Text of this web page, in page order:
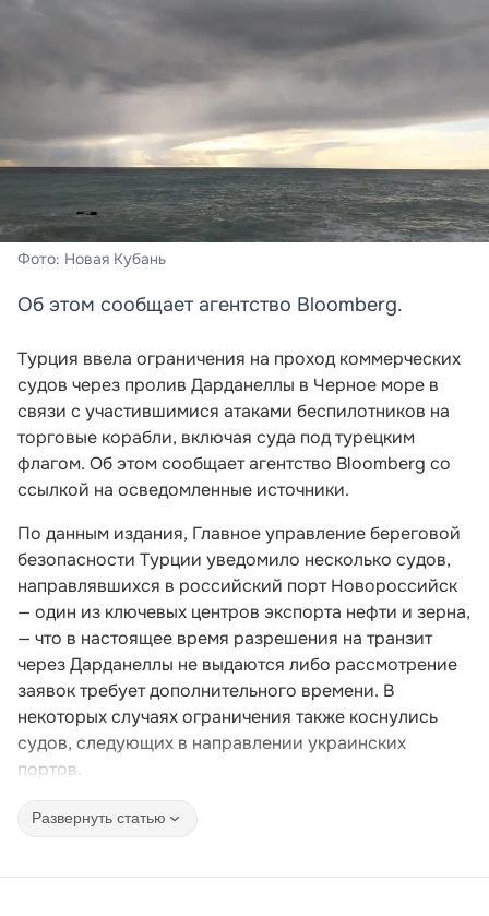
Фото: Новая Кубань
Об этом сообщает агентство Bloomberg.
Турция ввела ограничения на проход коммерческих
судов через пролив Дарданеллы в Черное море в
связи с участившимися атаками беспилотников на
торговые корабли, включая суда под турецким
флагом. Об этом сообщает агентство Bloomberg со
ссылкой на осведомленные источники.
По данным издания, Главное управление береговой
безопасности Турции уведомило несколько судов,
направлявшихся в российский порт Новороссийск
— один из ключевых центров экспорта нефти и зерна,
— что в настоящее время разрешения на транзит
через Дарданеллы не выдаются либо рассмотрение
заявок требует дополнительного времени. В
некоторых случаях ограничения также коснулись
судов, следующих в направлении украинских
портов.
Развернуть статью